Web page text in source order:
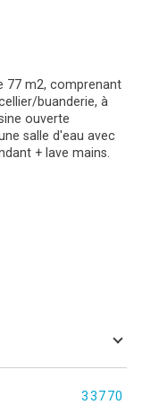
77 m2, comprenant
buanderie, à
ouverte
salle d'eau avec
+ lave mains.
33770